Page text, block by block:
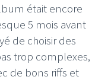
était encore
5 mois avant
de choisir des
trop complexes,
de bons riffs et